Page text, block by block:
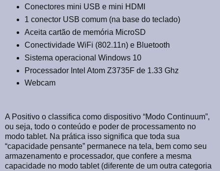
Conectores mini USB e mini HDMI
1 conector USB comum (na base do teclado)
Aceita cartão de memória MicroSD
Conectividade WiFi (802.11n) e Bluetooth
Sistema operacional Windows 10
Processador Intel Atom Z3735F de 1.33 Ghz
Webcam
A Positivo o classifica como dispositivo “Modo Continuum”,
ou seja, todo o conteúdo e poder de processamento no
modo tablet. Na prática isso significa que toda sua
“capacidade pensante” permanece na tela, bem como seu
armazenamento e processador, que confere a mesma
capacidade no modo tablet (diferente de um outra categoria